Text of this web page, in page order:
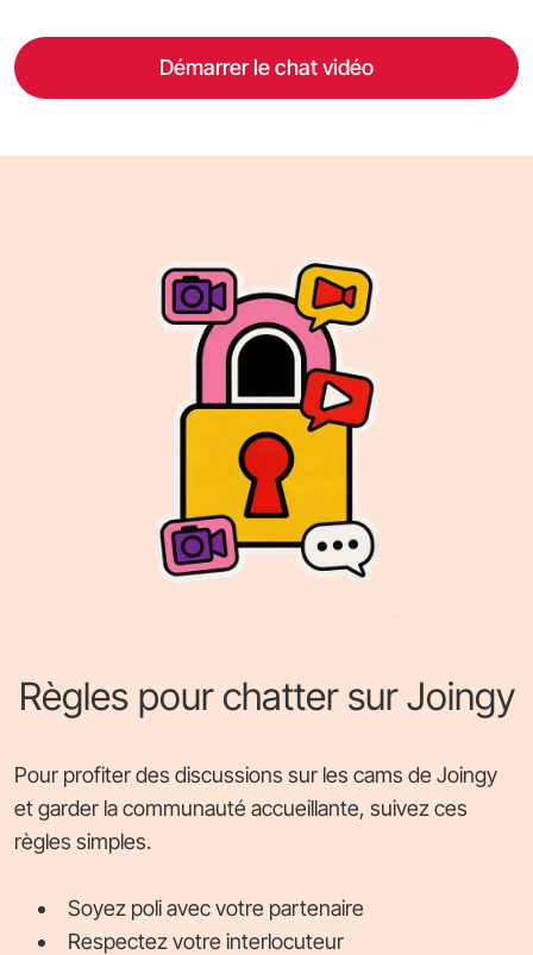
Démarrer le chat vidéo
Règles pour chatter sur Joingy
Pour profiter des discussions sur les cams de Joingy
et garder la communauté accueillante, suivez ces
règles simples.
Soyez poli avec votre partenaire
Respectez votre interlocuteur